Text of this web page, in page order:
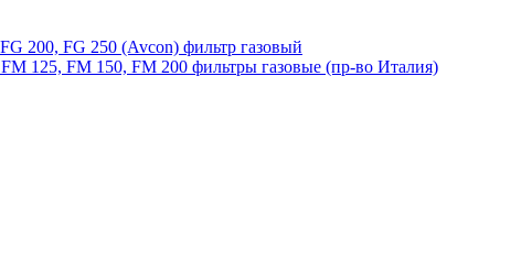
200, FG 250 (Avcon) фильтр газовый
125, FM 150, FM 200 фильтры газовые (пр-во Италия)